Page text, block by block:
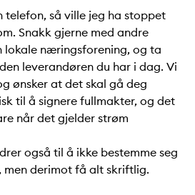
telefon, så ville jeg ha stoppet
Snakk gjerne med andre
lokale næringsforening, og ta
leverandøren du har i dag. Vi
ønsker at det skal gå deg
til å signere fullmakter, og det
når det gjelder strøm
også til å ikke bestemme seg
men derimot få alt skriftlig.